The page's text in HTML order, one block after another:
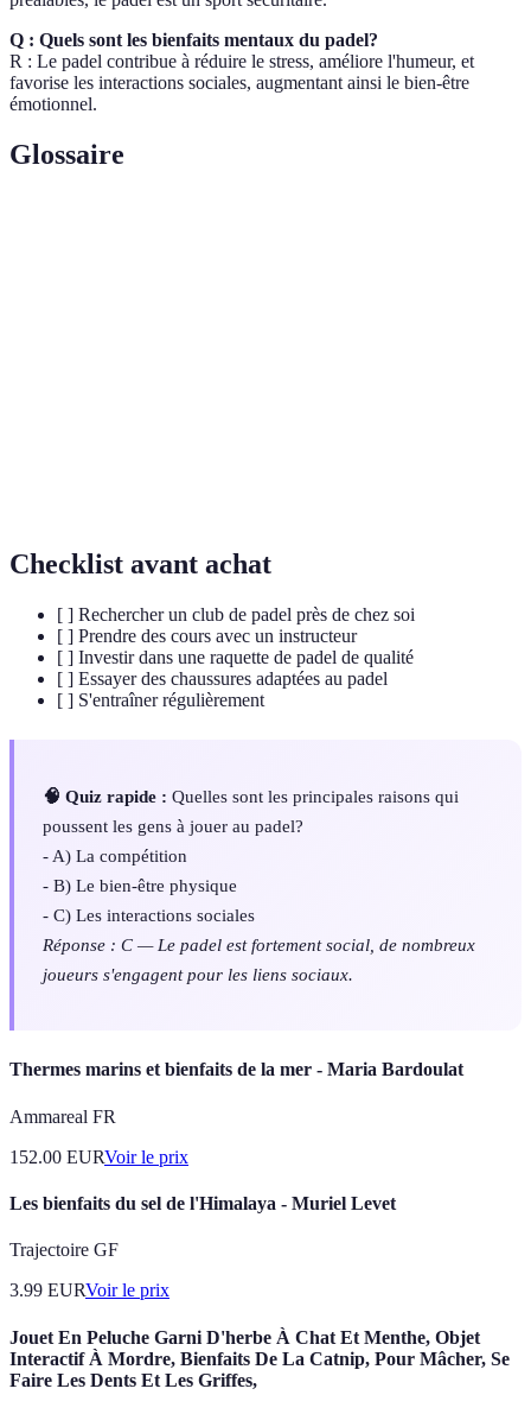
Q : Quels sont les bienfaits mentaux du padel?
R : Le padel contribue à réduire le stress, améliore l'humeur, et
favorise les interactions sociales, augmentant ainsi le bien-être
émotionnel.
Glossaire
Checklist avant achat
[ ] Rechercher un club de padel près de chez soi
[ ] Prendre des cours avec un instructeur
[ ] Investir dans une raquette de padel de qualité
[ ] Essayer des chaussures adaptées au padel
[ ] S'entraîner régulièrement
🧠 Quiz rapide : Quelles sont les principales raisons qui
poussent les gens à jouer au padel?
- A) La compétition
- B) Le bien-être physique
- C) Les interactions sociales
Réponse : C — Le padel est fortement social, de nombreux
joueurs s'engagent pour les liens sociaux.
Thermes marins et bienfaits de la mer - Maria Bardoulat
Ammareal FR
152.00 EURVoir le prix
Les bienfaits du sel de l'Himalaya - Muriel Levet
Trajectoire GF
3.99 EURVoir le prix
Jouet En Peluche Garni D'herbe À Chat Et Menthe, Objet
Interactif À Mordre, Bienfaits De La Catnip, Pour Mâcher, Se
Faire Les Dents Et Les Griffes,